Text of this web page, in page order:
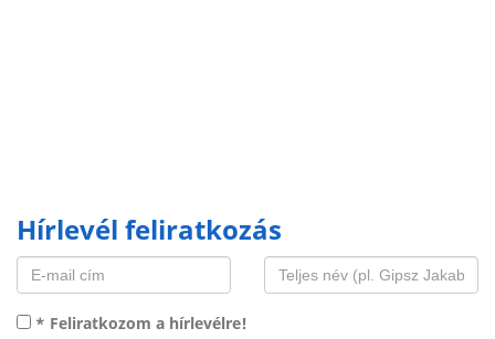
Hírlevél feliratkozás
* Feliratkozom a hírlevélre!